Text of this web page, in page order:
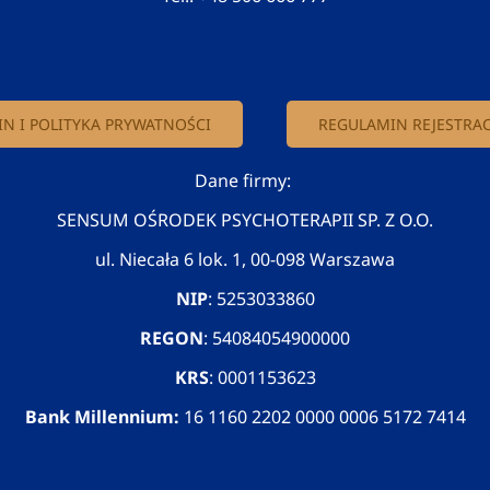
I POLITYKA PRYWATNOŚCI REGULAMIN
Dane firmy:
SENSUM OŚRODEK PSYCHOTERAPII SP. Z O.O.
ul. Niecała 6 lok. 1, 00-098 Warszawa
NIP: 5253033860
REGON: 54084054900000
KRS: 0001153623
Bank Millennium: 16 1160 2202 0000 0006 5172 7414